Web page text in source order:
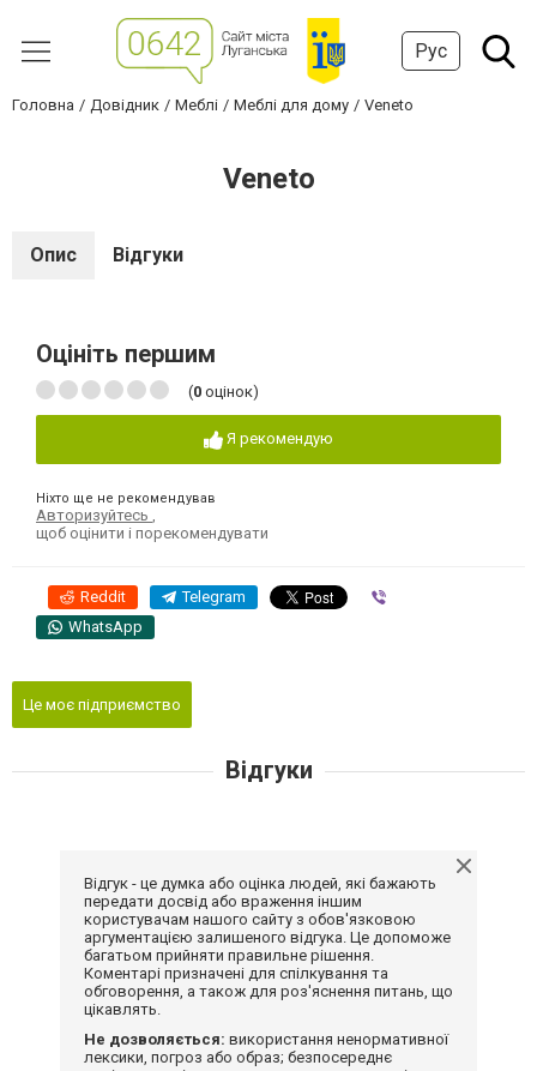
Рус
Головна Довідник Меблі Меблі для дому Veneto
Veneto
Опис Відгуки
Оцініть першим
(0 оцінок)
Я рекомендую
Ніхто ще не рекомендував
Авторизуйтесь
щоб оцінити і порекомендувати
Reddit Telegram
WhatsApp
Це моє підприємство
Відгуки
Відгук - це думка або оцінка людей, які бажають
передати досвід або враження іншим
користувачам нашого сайту з обов'язковою
аргументацією залишеного відгука. Це допоможе
багатьом прийняти правильне рішення.
Коментарі призначені для спілкування та
обговорення, а також для роз'яснення питань, що
цікавлять.
Не дозволяється: використання ненормативної
лексики, погроз або образ; безпосереднє